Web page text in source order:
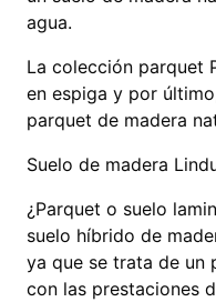
agua.
La colección parquet
en espiga y por
parquet de madera
Suelo de madera
¿Parquet o suelo
suelo híbrido de
ya que se trata de un
con las prestaciones